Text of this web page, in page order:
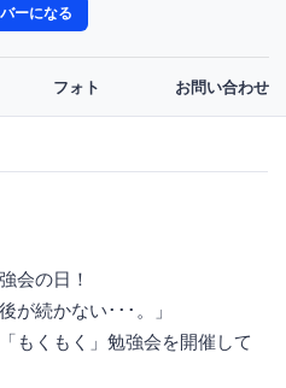
ーになる
フォト お問い合わせ
会の日！
が続かない･･･。」
もくもく」勉強会を開催して